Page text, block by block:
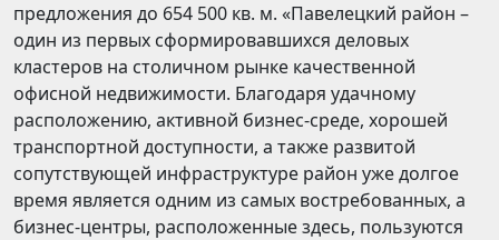
предложения до 654 500 кв. м. «Павелецкий район –
один из первых сформировавшихся деловых
кластеров на столичном рынке качественной
офисной недвижимости. Благодаря удачному
расположению, активной бизнес-среде, хорошей
транспортной доступности, а также развитой
сопутствующей инфраструктуре район уже долгое
время является одним из самых востребованных, а
бизнес-центры, расположенные здесь, пользуются